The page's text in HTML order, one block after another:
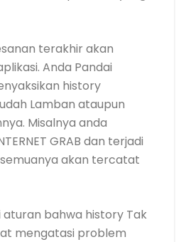
terakhir akan
Anda Pandai
history
Lamban ataupun
Misalnya anda
GRAB dan terjadi
akan tercatat
bahwa history Tak
mengatasi problem